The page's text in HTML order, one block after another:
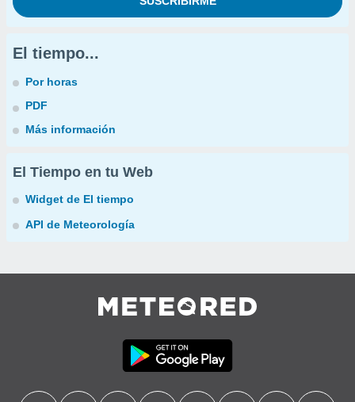
El tiempo...
Por horas
PDF
Más información
El Tiempo en tu Web
Widget de El tiempo
API de Meteorología